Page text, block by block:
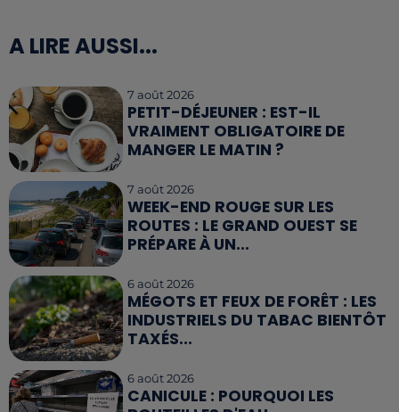
A LIRE AUSSI...
7 août 2026
PETIT-DÉJEUNER : EST-IL
VRAIMENT OBLIGATOIRE DE
MANGER LE MATIN ?
7 août 2026
WEEK-END ROUGE SUR LES
ROUTES : LE GRAND OUEST SE
PRÉPARE À UN...
6 août 2026
MÉGOTS ET FEUX DE FORÊT : LES
INDUSTRIELS DU TABAC BIENTÔT
TAXÉS...
6 août 2026
CANICULE : POURQUOI LES